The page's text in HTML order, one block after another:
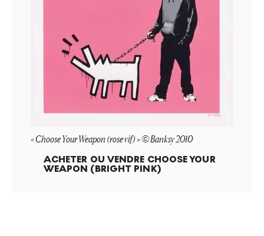
« Choose Your Weapon (rose vif) » © Banksy 2010
ACHETER OU VENDRE CHOOSE YOUR
WEAPON (BRIGHT PINK)